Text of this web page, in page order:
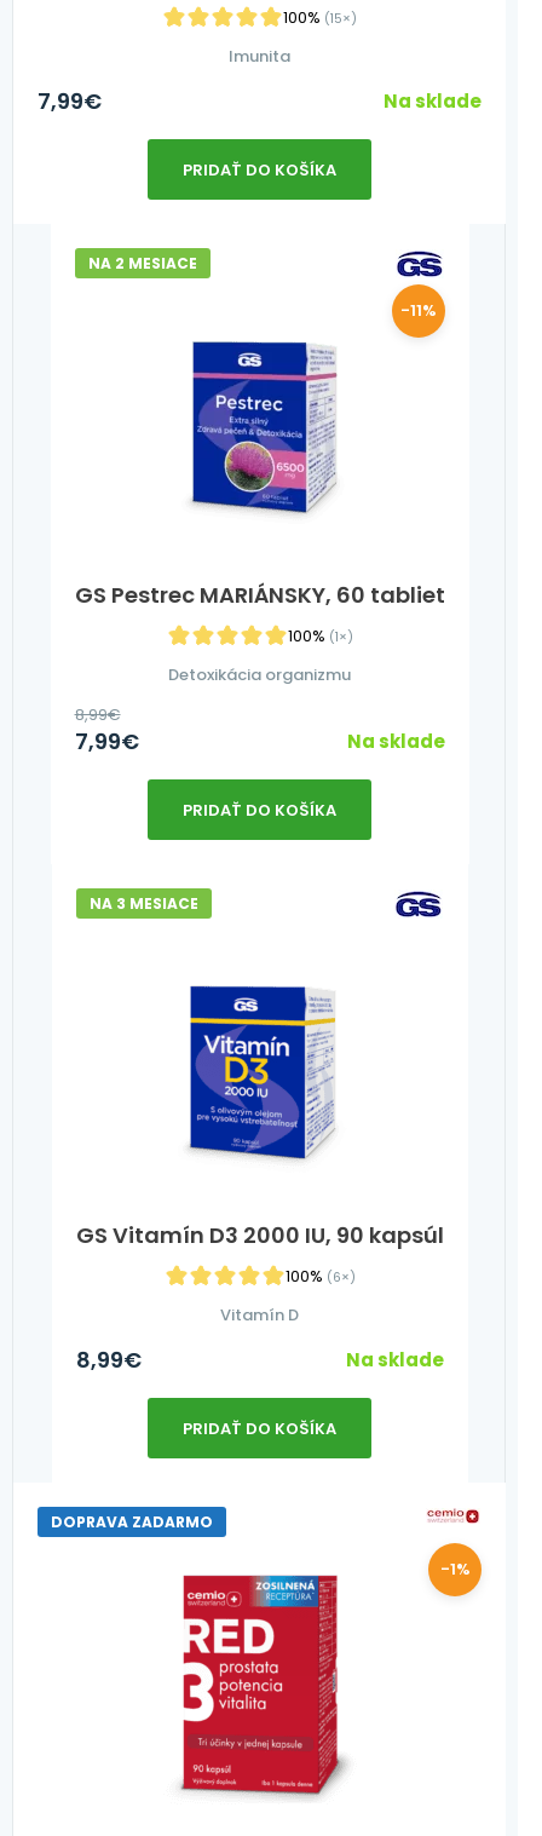
100% (15×)
Imunita
7,99€ Na sklade
PRIDAŤ DO KOŠÍKA
GS Pestrec MARIÁNSKY, 60 tabliet
100% (1×)
NA 2 MESIACE
Detoxikácia organizmu
-11%
8,99€
7,99€ Na sklade
PRIDAŤ DO KOŠÍKA
GS Vitamín D3 2000 IU, 90 kapsúl
100% (6×)
NA 3 MESIACE
Vitamín D
8,99€ Na sklade
PRIDAŤ DO KOŠÍKA
DOPRAVA ZADARMO
-1%